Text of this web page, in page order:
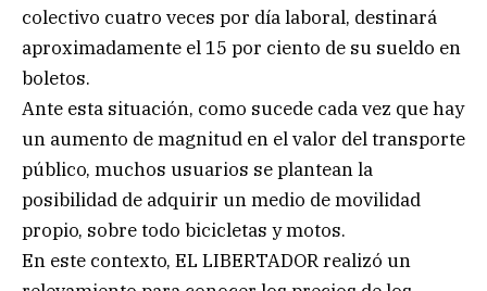
colectivo cuatro veces por día laboral, destinará
aproximadamente el 15 por ciento de su sueldo en
boletos.
Ante esta situación, como sucede cada vez que hay
un aumento de magnitud en el valor del transporte
público, muchos usuarios se plantean la
posibilidad de adquirir un medio de movilidad
propio, sobre todo bicicletas y motos.
En este contexto, EL LIBERTADOR realizó un